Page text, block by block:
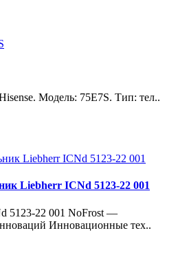
Модель: 75E7S. Тип: тел..
Liebherr ICNd 5123-22 001
5123-22 001 NoFrost —
Инновационные тех..